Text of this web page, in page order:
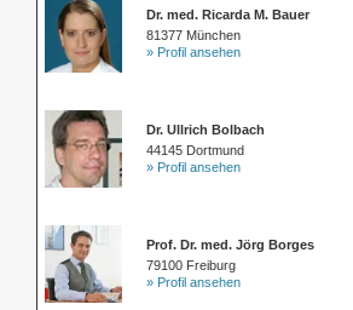
Dr. med. Ricarda M. Bauer
81377 München
» Profil ansehen
Dr. Ullrich Bolbach
44145 Dortmund
» Profil ansehen
Prof. Dr. med. Jörg Borges
79100 Freiburg
» Profil ansehen